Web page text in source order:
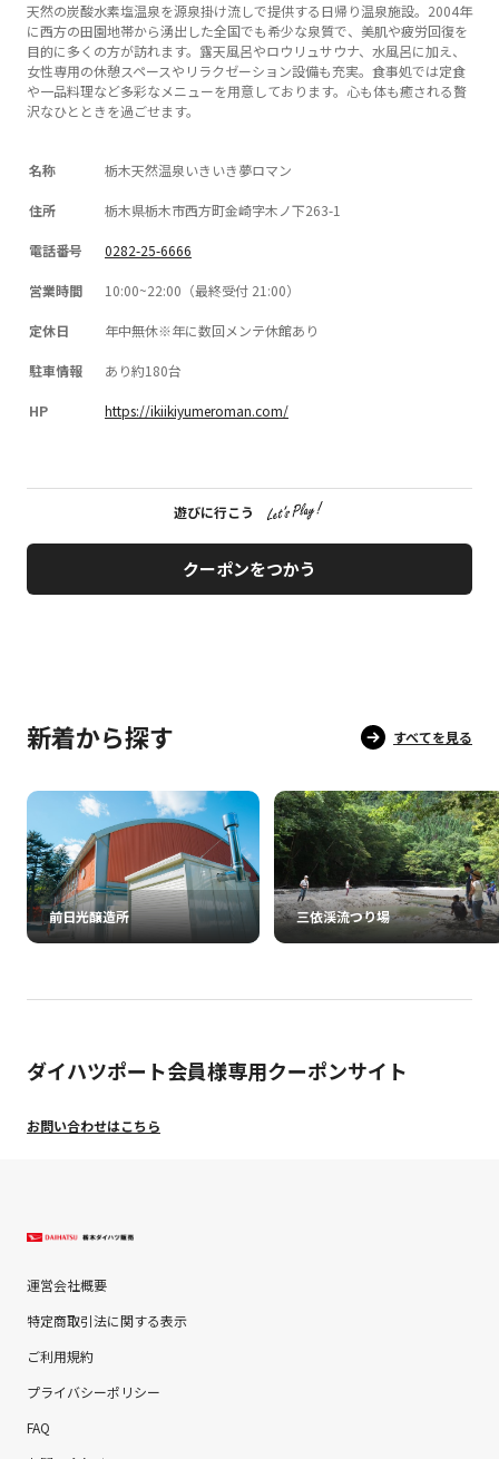
天然の炭酸水素塩温泉を源泉掛け流しで提供する日帰り温泉施設。2004年
に西方の田園地帯から湧出した全国でも希少な泉質で、美肌や疲労回復を
目的に多くの方が訪れます。露天風呂やロウリュサウナ、水風呂に加え、
女性専用の休憩スペースやリラクゼーション設備も充実。食事処では定食
や一品料理など多彩なメニューを用意しております。心も体も癒される贅
沢なひとときを過ごせます。
名称 栃木天然温泉いきいき夢ロマン
住所 栃木県栃木市西方町金崎字木ノ下263-1
電話番号 0282-25-6666
営業時間 10:00~22:00（最終受付 21:00）
定休日 年中無休※年に数回メンテ休館あり
駐車情報 あり​約180台
HP https://ikiikiyumeroman.com/
遊びに行こう
クーポンをつかう
新着から探す すべてを見る
前日光醸造所 三依渓流つり場
ダイハツポート会員様専用クーポンサイト
お問い合わせはこちら
運営会社概要
特定商取引法に関する表示
ご利用規約
プライバシーポリシー
FAQ